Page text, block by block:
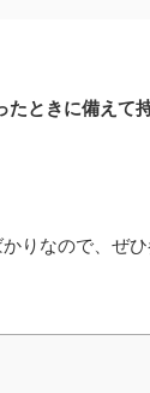
ときに備えて
りなので、ぜ